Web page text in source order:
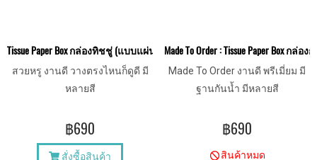
Tissue Paper Box กล่องทิชชู่ (แบบแผ่นเช็ดหน้า)
สวยหรู งานดี วางตรงไหนก็ดูดี มี
หลายสี
฿690
สั่งซื้อสินค้า
Made To Order : Tissue Paper Box
Made To Order งานดี พรีเมี่ยม มี
ฐานกันน้ำ มีหลายสี
฿690
สินค้าหมด